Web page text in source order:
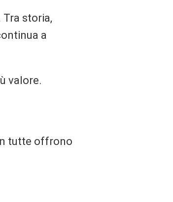
storia,
a
valore.
tutte offrono